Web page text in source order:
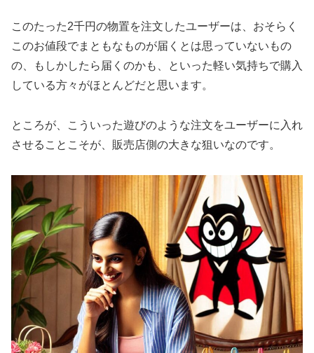
このたった2千円の物置を注文したユーザーは、おそらく
このお値段でまともなものが届くとは思っていないもの
の、もしかしたら届くのかも、といった軽い気持ちで購入
している方々がほとんどだと思います。
ところが、こういった遊びのような注文をユーザーに入れ
させることこそが、販売店側の大きな狙いなのです。